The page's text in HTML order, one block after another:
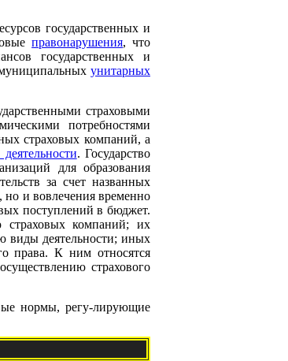
государственных и
правонарушения, что
государственных и
унитарных
страховыми
потребностями
страховых компаний, а
. Государство
для образования
за счет названных
но и вовлечения временно
поступлений в бюджет.
страховых компаний; их
виды деятельности; иных
права. К ним относятся
страхового
нормы, регу-лирующие